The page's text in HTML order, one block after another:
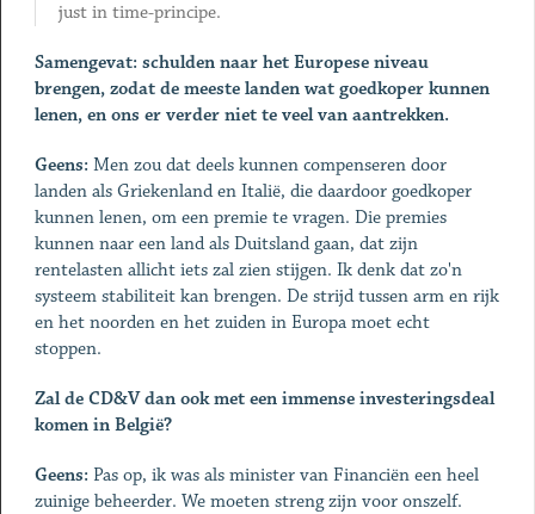
just in time-principe.
Samengevat: schulden naar het Europese niveau
brengen, zodat de meeste landen wat goedkoper kunnen
lenen, en ons er verder niet te veel van aantrekken.
Geens: Men zou dat deels kunnen compenseren door
landen als Griekenland en Italië, die daardoor goedkoper
kunnen lenen, om een premie te vragen. Die premies
kunnen naar een land als Duitsland gaan, dat zijn
rentelasten allicht iets zal zien stijgen. Ik denk dat zo'n
systeem stabiliteit kan brengen. De strijd tussen arm en rijk
en het noorden en het zuiden in Europa moet echt
stoppen.
Zal de CD&V dan ook met een immense investeringsdeal
komen in België?
Geens: Pas op, ik was als minister van Financiën een heel
zuinige beheerder. We moeten streng zijn voor onszelf.